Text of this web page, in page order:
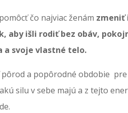
čo najviac ženám zmeniť
aby išli rodiť bez obáv,
a svoje vlastné telo.
pôrod a popôrodné obdobie
silu v sebe majú a z tejto